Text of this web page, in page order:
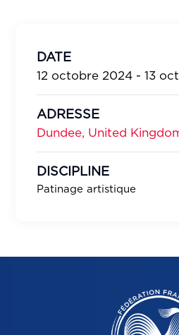
DATE
12 octobre 2024 - 13
ADRESSE
Dundee, United
DISCIPLINE
Patinage artistique